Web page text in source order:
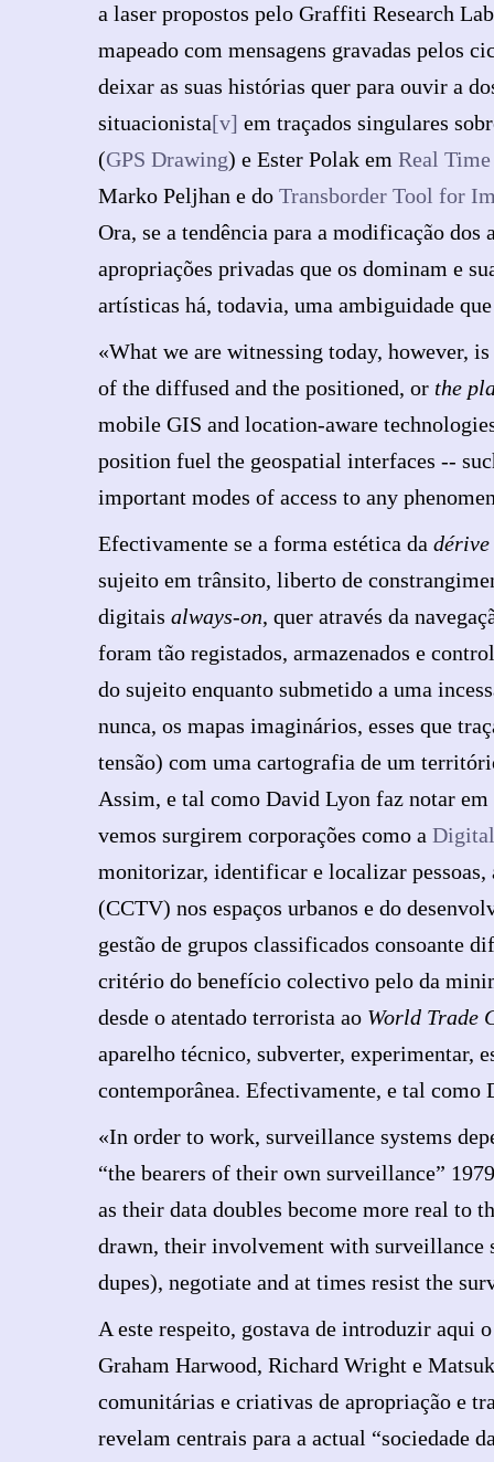
a laser propostos pelo Graffiti Research
mapeado com mensagens gravadas pelos
deixar as suas histórias quer para ouvir a
situacionista[v] em traçados singulares
(GPS Drawing) e Ester Polak em Real Time
Marko Peljhan e do Transborder Tool for
Ora, se a tendência para a modificação
apropriações privadas que os dominam e
artísticas há, todavia, uma ambiguidade
«What we are witnessing today, however,
of the diffused and the positioned, or the
mobile GIS and location-aware
position fuel the geospatial interfaces --
important modes of access to any
Efectivamente se a forma estética da dérive
sujeito em trânsito, liberto de
digitais always-on, quer através da
foram tão registados, armazenados e
do sujeito enquanto submetido a uma
nunca, os mapas imaginários, esses que
tensão) com uma cartografia de um
Assim, e tal como David Lyon faz notar
vemos surgirem corporações como a
monitorizar, identificar e localizar pessoas,
(CCTV) nos espaços urbanos e do
gestão de grupos classificados consoante
critério do benefício colectivo pelo da
desde o atentado terrorista ao World Trade
aparelho técnico, subverter, experimentar,
contemporânea. Efectivamente, e tal
«In order to work, surveillance systems
“the bearers of their own surveillance”
as their data doubles become more real to
drawn, their involvement with surveillance
dupes), negotiate and at times resist the
A este respeito, gostava de introduzir aqui
Graham Harwood, Richard Wright e
comunitárias e criativas de apropriação e
revelam centrais para a actual “sociedade